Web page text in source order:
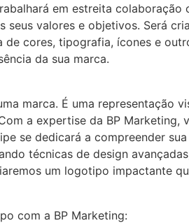
em estreita colaboração
seus valores e objetivos. Será
cores, tipografia, ícones e
da sua marca.
marca. É uma representação
a expertise da BP Marketing,
se dedicará a compreender
técnicas de design
um logotipo impactante
com a BP Marketing: